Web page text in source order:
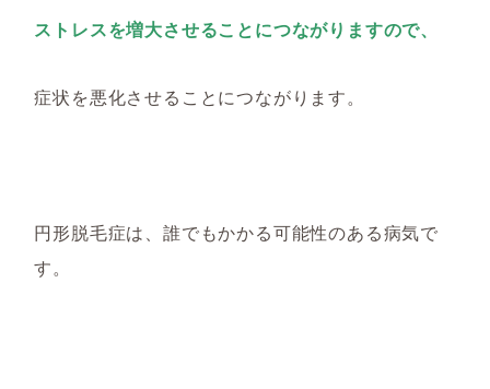
ストレスを増大させることにつながりますので、
症状を悪化させることにつながります。
円形脱毛症は、誰でもかかる可能性のある病気で
す。